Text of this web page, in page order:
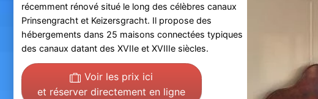
récemment rénové situé le long des célèbres canaux
Prinsengracht et Keizersgracht. Il propose des
hébergements dans 25 maisons connectées typiques
des canaux datant des XVIIe et XVIIIe siècles.
Voir les prix ici
et réserver directement en ligne